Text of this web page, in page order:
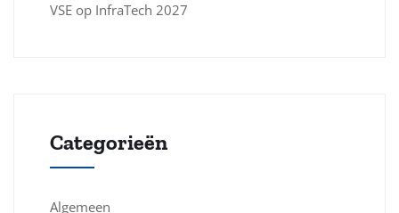
VSE op InfraTech 2027
Categorieën
Algemeen